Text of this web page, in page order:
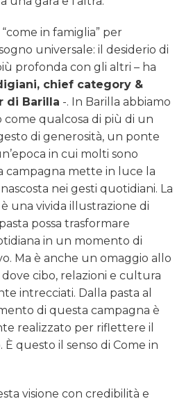
in famiglia” per
universale: il desiderio di
profonda con gli altri – ha
chief category &
di Barilla -. In Barilla abbiamo
come qualcosa di più di un
di generosità, un ponte
in cui molti sono
campagna mette in luce la
nei gesti quotidiani. La
una vivida illustrazione di
possa trasformare
in un momento di
Ma è anche un omaggio allo
dove cibo, relazioni e cultura
intrecciati. Dalla pasta al
di questa campagna è
realizzato per riflettere il
questo il senso di Come in
visione con credibilità e